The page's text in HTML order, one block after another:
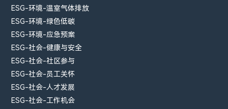
ESG-环境-温室气体排放
ESG-环境-绿色低碳
ESG-环境-应急预案
ESG-社会-健康与安全
ESG-社会-社区参与
ESG-社会-员工关怀
ESG-社会-人才发展
ESG-社会-工作机会